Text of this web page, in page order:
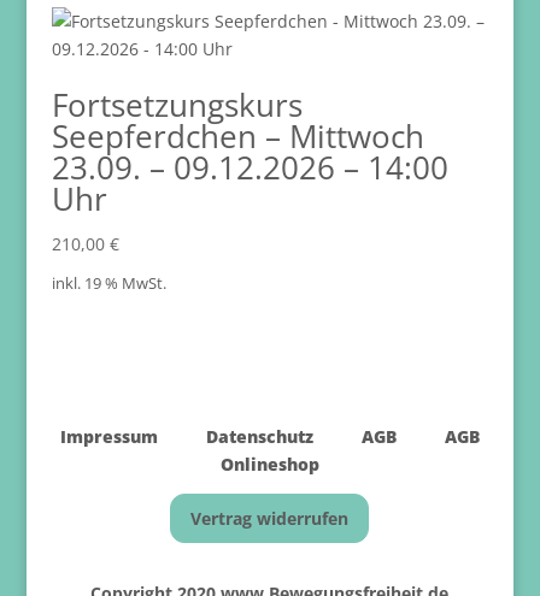
Fortsetzungskurs
Seepferdchen – Mittwoch
23.09. – 09.12.2026 – 14:00
Uhr
210,00 €
inkl. 19 % MwSt.
Impressum Datenschutz AGB
AGB
Onlineshop
Vertrag widerrufen